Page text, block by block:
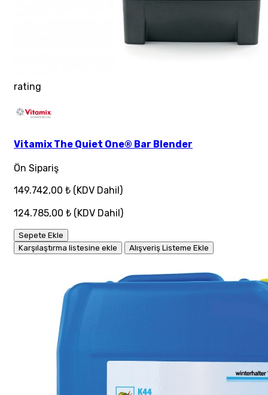
rating
Vitamix The Quiet One® Bar Blender
Ön Sipariş
149.742,00 ₺ (KDV Dahil)
124.785,00 ₺ (KDV Dahil)
Sepete Ekle
Karşılaştırma listesine ekle
Alışveriş Listeme Ekle